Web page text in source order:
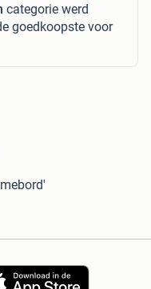
categorie werd
goedkoopste voor